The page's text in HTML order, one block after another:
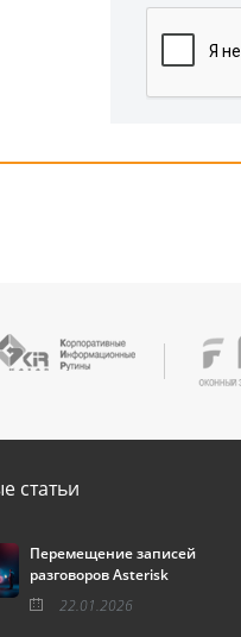
статьи
Перемещение записей
разговоров Asterisk
22.01.2026